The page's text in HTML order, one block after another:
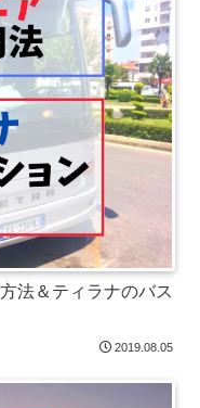
法＆ティラナのバス
2019.08.05